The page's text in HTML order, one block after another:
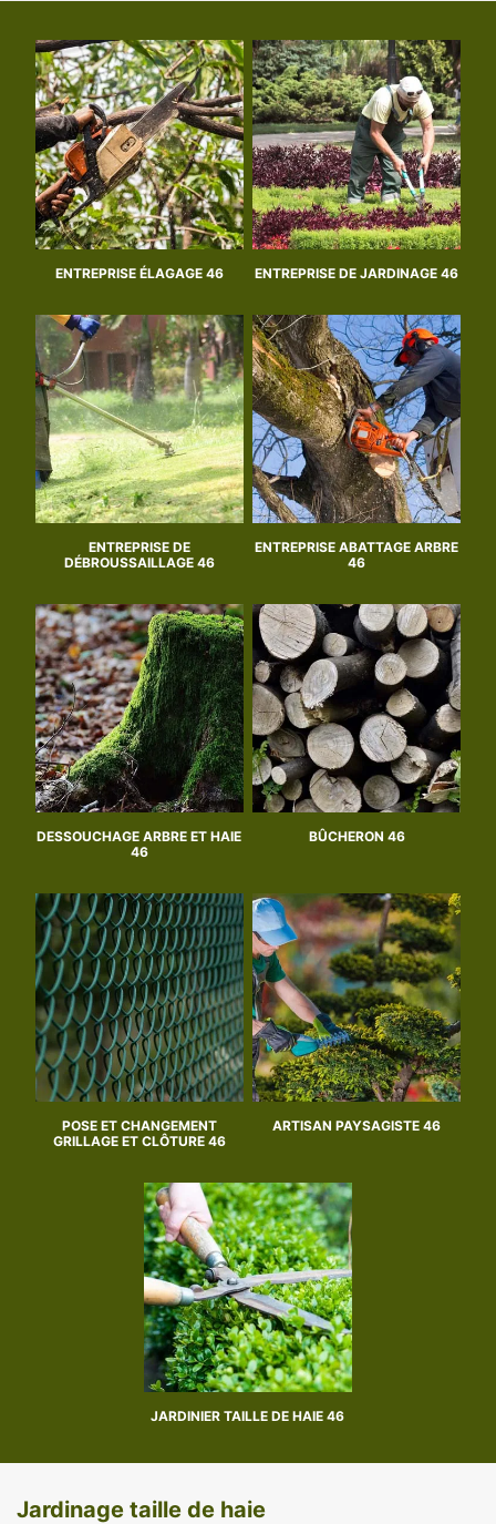
ENTREPRISE ÉLAGAGE 46 ENTREPRISE DE JARDINAGE 46
ENTREPRISE DE
DÉBROUSSAILLAGE 46
ENTREPRISE ABATTAGE ARBRE
46
DESSOUCHAGE ARBRE ET HAIE
46
BÛCHERON 46
POSE ET CHANGEMENT
GRILLAGE ET CLÔTURE 46
ARTISAN PAYSAGISTE 46
JARDINIER TAILLE DE HAIE 46
Jardinage taille de haie